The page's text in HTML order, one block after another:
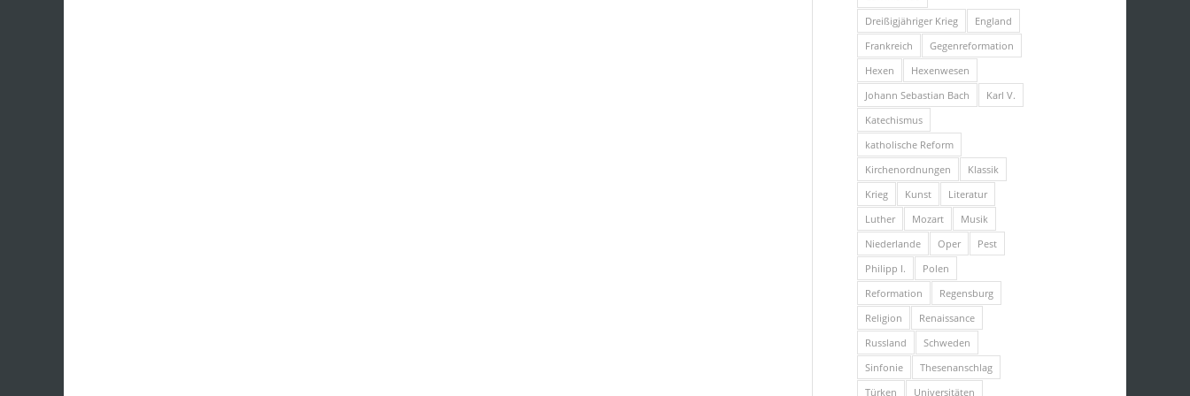
Dreißigjähriger Krieg
England
Frankreich
Gegenreformation
Hexen
Hexenwesen
Johann Sebastian Bach
Karl V.
Katechismus
katholische Reform
Kirchenordnungen
Klassik
Krieg
Kunst
Literatur
Luther
Mozart
Musik
Niederlande
Oper
Pest
Philipp I.
Polen
Reformation
Regensburg
Religion
Renaissance
Russland
Schweden
Sinfonie
Thesenanschlag
Türken
Universitäten